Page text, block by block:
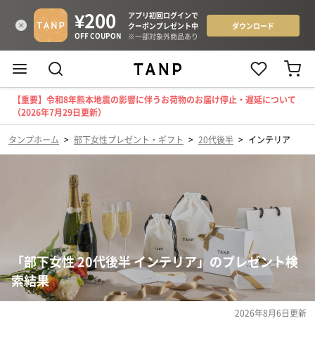
【重要】令和8年熊本地震の影響に伴うお荷物のお届け停止・遅延について
（2026年7月29日更新）
タンプホーム > 部下女性プレゼント・ギフト > 20代後半 > インテリア
「部下女性 20代後半 インテリア」のプレゼント検
索結果
2026年8月6日更新